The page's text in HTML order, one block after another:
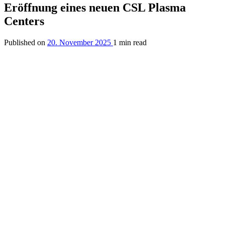
Eröffnung eines neuen CSL Plasma
Centers
Published on 20. November 2025 1 min read